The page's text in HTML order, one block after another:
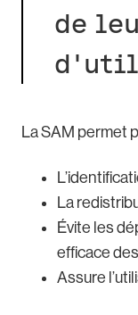
de
La SAM permet
La
Évite les
efficace
Assure